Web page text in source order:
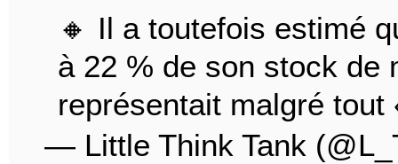
🔸 Il a toutefois estimé
à 22 % de son stock de
représentait malgré
— Little Think Tank